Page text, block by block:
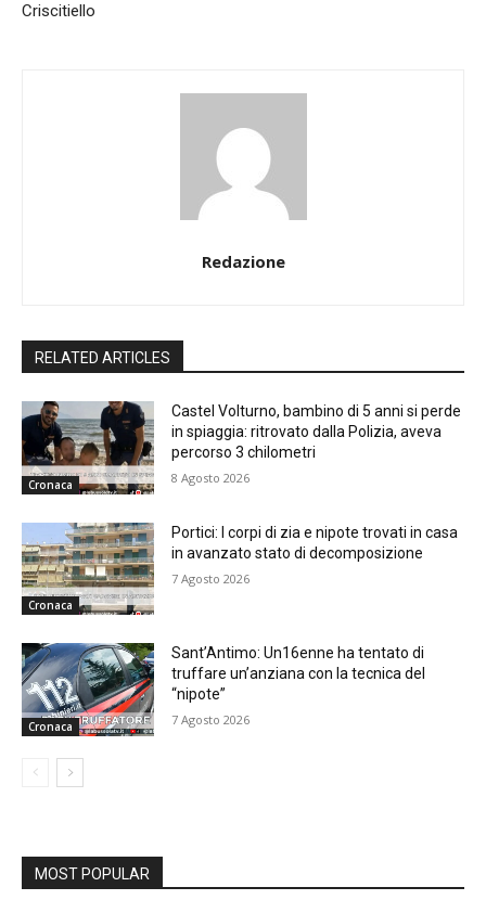
Criscitiello
Redazione
RELATED ARTICLES
Cronaca
Castel Volturno, bambino di 5 anni si perde
in spiaggia: ritrovato dalla Polizia, aveva
percorso 3 chilometri
8 Agosto 2026
Cronaca
Portici: I corpi di zia e nipote trovati in casa
in avanzato stato di decomposizione
7 Agosto 2026
Cronaca
Sant’Antimo: Un16enne ha tentato di
truffare un’anziana con la tecnica del
“nipote”
7 Agosto 2026
MOST POPULAR